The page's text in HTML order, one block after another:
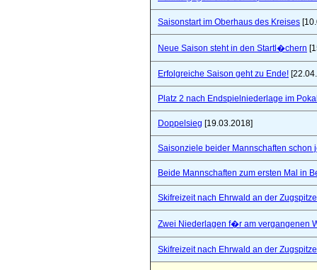
Saisonstart im Oberhaus des Kreises
Neue Saison steht in den Startl�chern
Erfolgreiche Saison geht zu Ende!
Platz 2 nach Endspielniederlage im
Doppelsieg [19.03.2018]
Saisonziele beider Mannschaften schon
Beide Mannschaften zum ersten Mal in
Skifreizeit nach Ehrwald an der Zugspitze
Zwei Niederlagen f�r am vergangenen
Skifreizeit nach Ehrwald an der Zugspitze